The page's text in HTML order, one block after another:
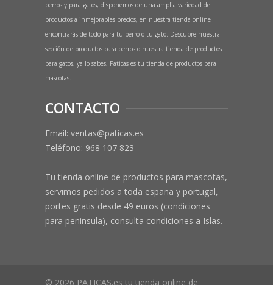
perros y para gatos, disponemos de una amplia variedad de
productos a inmejorables precios, en nuestra tienda online
encontrarás de todo para tu perro o tu gato. Descubre nuestra
sección de productos para perros o nuestra tienda de productos
para gatos, ya lo sabes, Paticas es tu tienda de productos para
mascotas.
CONTACTO
Email: ventas@paticas.es
Teléfono: 968 107 823
Tu tienda online de productos para mascotas,
servimos pedidos a toda españa y portugal,
portes gratis desde 49 euros (condiciones
para peninsula), consulta condiciones a Islas.
© 2026 PATICAS.es tu tienda online de